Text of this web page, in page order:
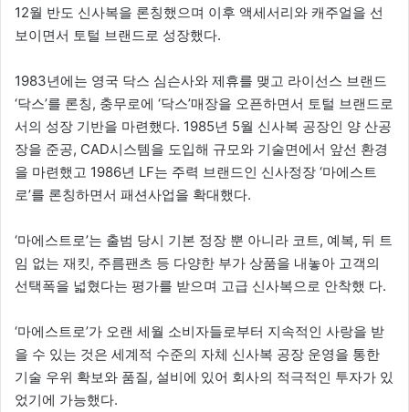
12월 반도 신사복을 론칭했으며 이후 액세서리와 캐주얼을 선
보이면서 토털 브랜드로 성장했다.
1983년에는 영국 닥스 심슨사와 제휴를 맺고 라이선스 브랜드
‘닥스’를 론칭, 충무로에 ‘닥스’매장을 오픈하면서 토털 브랜드로
서의 성장 기반을 마련했다. 1985년 5월 신사복 공장인 양 산공
장을 준공, CAD시스템을 도입해 규모와 기술면에서 앞선 환경
을 마련했고 1986년 LF는 주력 브랜드인 신사정장 ‘마에스트
로’를 론칭하면서 패션사업을 확대했다.
‘마에스트로’는 출범 당시 기본 정장 뿐 아니라 코트, 예복, 뒤 트
임 없는 재킷, 주름팬츠 등 다양한 부가 상품을 내놓아 고객의
선택폭을 넓혔다는 평가를 받으며 고급 신사복으로 안착했 다.
‘마에스트로’가 오랜 세월 소비자들로부터 지속적인 사랑을 받
을 수 있는 것은 세계적 수준의 자체 신사복 공장 운영을 통한
기술 우위 확보와 품질, 설비에 있어 회사의 적극적인 투자가 있
었기에 가능했다.